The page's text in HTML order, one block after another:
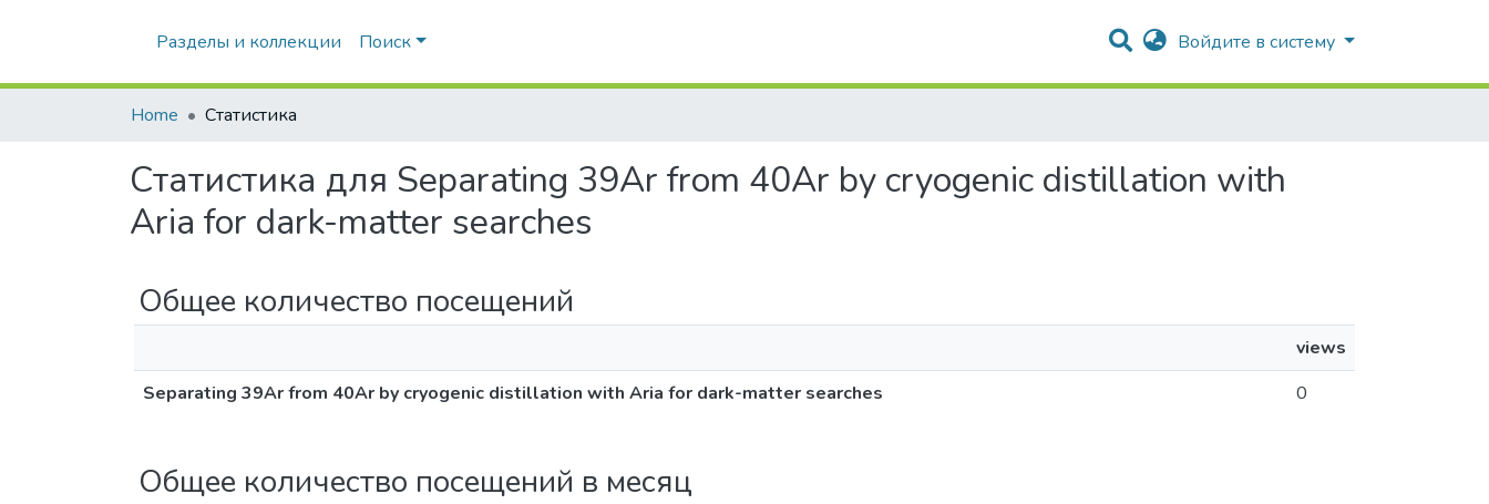
Разделы и коллекции Поиск Войдите в систему
Home Статистика
Статистика для Separating 39Ar from 40Ar by cryogenic distillation with
Aria for dark-matter searches
Общее количество посещений
views
Separating 39Ar from 40Ar by cryogenic distillation with Aria for dark-matter searches
0
Общее количество посещений в месяц